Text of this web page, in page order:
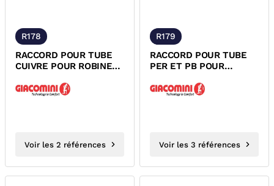
R178
RACCORD POUR TUBE
CUIVRE POUR ROBINET
SERIE ALESAGE...
Voir les 2 références
R179
RACCORD POUR TUBE
PER ET PB POUR
THERMOSTATISABLE
SERIE...
Voir les 3 références